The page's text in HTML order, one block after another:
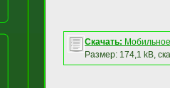
Скачать:
Размер: 174,1 kB,